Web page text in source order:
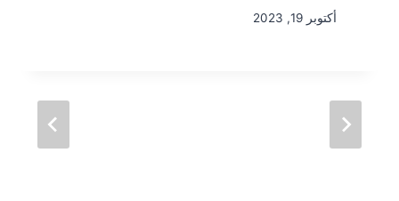
أكتوبر 19, 2023